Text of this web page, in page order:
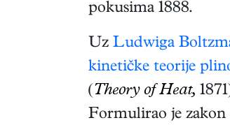
pokusima 1888.
Uz Ludwiga
kinetičke teorije
(Theory of Heat,
Formulirao je